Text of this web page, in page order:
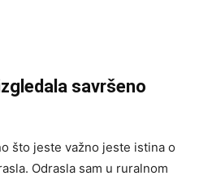
savršeno
što jeste važno jeste istina o
Odrasla sam u ruralnom